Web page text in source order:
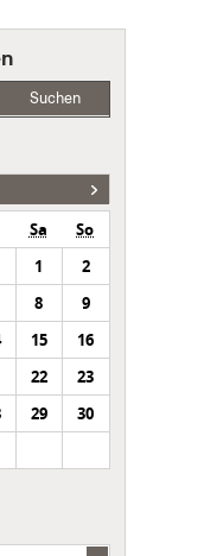
Suchen
Sa
So
1
2
8
9
15
16
22
23
29
30